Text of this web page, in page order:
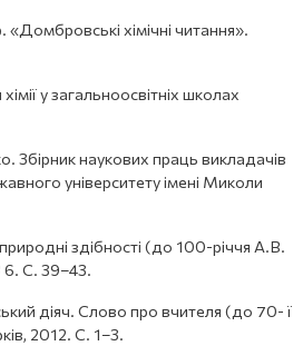
хімічні читання».
у загальноосвітніх школах
Збірник наукових праць викладачів
університету імені Миколи
здібності (до 100-річчя А.В.
6. С. 39–43.
діяч. Слово про вчителя (до 70- ї
2012. С. 1–3.